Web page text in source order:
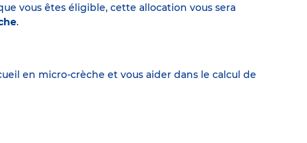
vous êtes éligible, cette allocation vous sera
.
en micro-crèche et vous aider dans le calcul de